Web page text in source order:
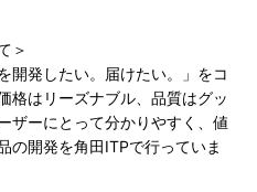
＞
開発したい。届けたい。」をコ
格はリーズナブル、品質はグッ
ザーにとって分かりやすく、値
の開発を角田ITPで行っていま